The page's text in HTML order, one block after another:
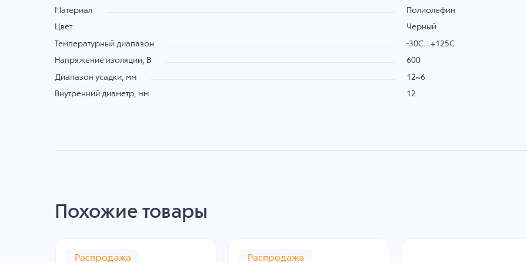
Материал Полиолефин
Цвет Черный
Температурный диапазон -30C...+125C
Напряжение изоляции, В 600
Диапазон усадки, мм 12~6
Внутренний диаметр, мм 12
Похожие товары
Распродажа Распродажа